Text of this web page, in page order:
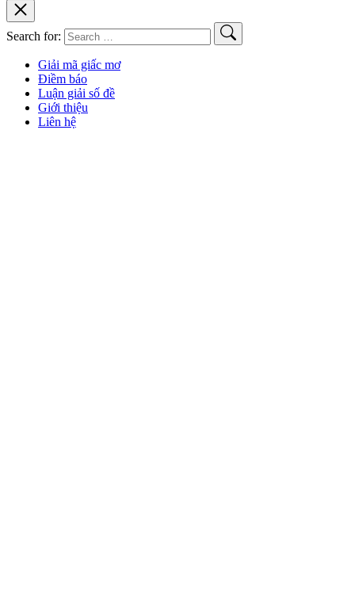
Search for:
Giải mã giấc mơ
Điềm báo
Luận giải số đề
Giới thiệu
Liên hệ